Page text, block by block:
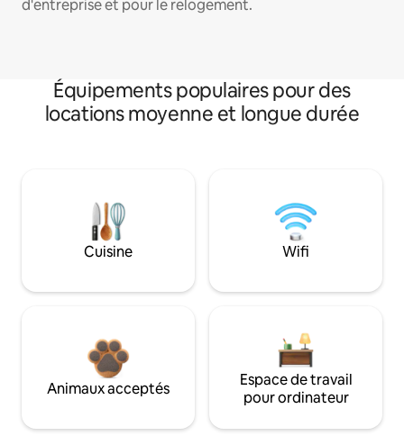
d'entreprise et pour le relogement.
Équipements populaires pour des
locations moyenne et longue durée
Cuisine Wifi
Animaux acceptés
Espace de travail
pour ordinateur